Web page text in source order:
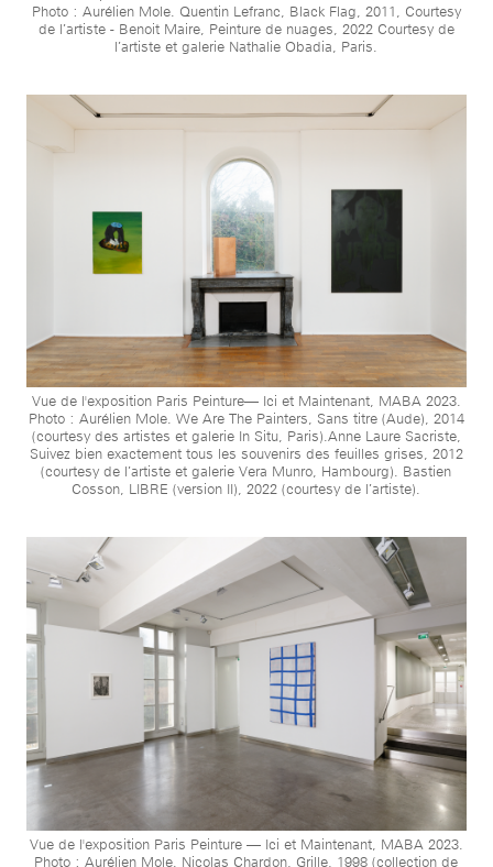
Photo : Aurélien Mole. Quentin Lefranc, Black Flag, 2011, Courtesy
de l’artiste - Benoit Maire, Peinture de nuages, 2022 Courtesy de
l’artiste et galerie Nathalie Obadia, Paris.
Vue de l'exposition Paris Peinture— Ici et Maintenant, MABA 2023.
Photo : Aurélien Mole. We Are The Painters, Sans titre (Aude), 2014
(courtesy des artistes et galerie In Situ, Paris).Anne Laure Sacriste,
Suivez bien exactement tous les souvenirs des feuilles grises, 2012
(courtesy de l’artiste et galerie Vera Munro, Hambourg). Bastien
Cosson, LIBRE (version II), 2022 (courtesy de l’artiste).
Vue de l'exposition Paris Peinture — Ici et Maintenant, MABA 2023.
Photo : Aurélien Mole. Nicolas Chardon, Grille, 1998 (collection de